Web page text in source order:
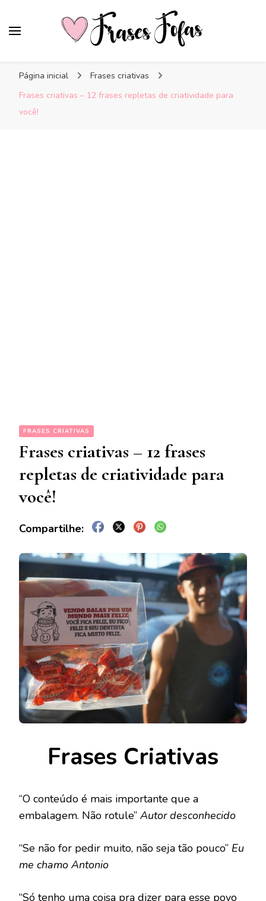
Página inicial
Frases criativas
Frases criativas – 12 frases repletas de criatividade para
você!
FRASES CRIATIVAS
Frases criativas – 12 frases
repletas de criatividade para
você!
Frases Criativas
“O conteúdo é mais importante que a
embalagem. Não rotule” Autor desconhecido
“Se não for pedir muito, não seja tão pouco” Eu
me chamo Antonio
“Só tenho uma coisa pra dizer para esse povo